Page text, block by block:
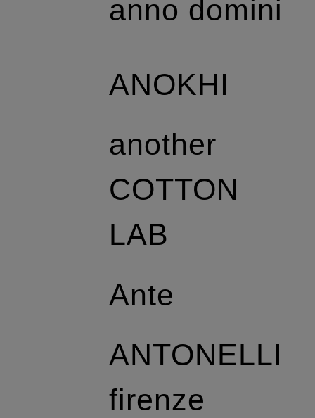
anno domini
ANOKHI
another
COTTON
LAB
Ante
ANTONELLI
firenze